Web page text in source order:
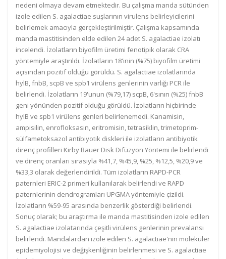
nedeni olmaya devam etmektedir. Bu çalışma manda sütünden
izole edilen S. agalactiae suşlarının virulens belirleyicilerini
belirlemek amacıyla gerçekleştirilmiştir. Çalışma kapsamında
manda mastitisinden elde edilen 24 adet S. agalactiae izolatı
incelendi. İzolatların biyofilm üretimi fenotipik olarak CRA
yöntemiyle araştırıldı. İzolatların 18'inin (%75) biyofilm üretimi
açısından pozitif olduğu görüldü. S. agalactiae izolatlarında
hylB, fnbB, scpB ve spb1 virülens genlerinin varlığı PCR ile
belirlendi. İzolatların 19'unun (%79,17) scpB, 6'sının (%25) fnbB
geni yönünden pozitif olduğu görüldü. İzolatların hiçbirinde
hylB ve spb1 virülens genleri belirlenemedi. Kanamisin,
ampisilin, enrofloksasin, eritromisin, tetrasiklin, trimetoprim-
sülfametoksazol antibiyotik diskleri ile izolatların antibiyotik
direnç profilleri Kirby Bauer Disk Difüzyon Yöntemi ile belirlendi
ve direnç oranları sırasıyla %41,7, %45,9, %25, %12,5, %20,9 ve
%33,3 olarak değerlendirildi. Tüm izolatların RAPD-PCR
paternleri ERIC-2 primeri kullanılarak belirlendi ve RAPD
paternlerinin dendrogramları UPGMA yöntemiyle çizildi.
İzolatların %59-95 arasında benzerlik gösterdiği belirlendi.
Sonuç olarak; bu araştırma ile manda mastitisinden izole edilen
S. agalactiae izolatarında çeşitli virülens genlerinin prevalansı
belirlendi. Mandalardan izole edilen S. agalactiae'nin moleküler
epidemiyolojisi ve değişkenliğinin belirlenmesi ve S. agalactiae